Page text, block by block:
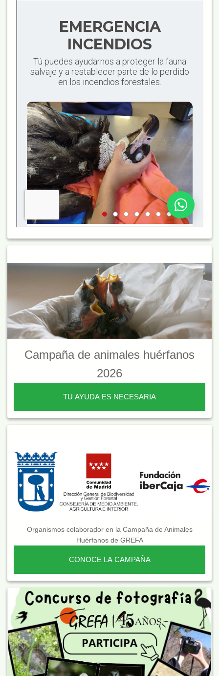
Campaña de animales huérfanos
2026
TU AYUDA ES NECESARIA
Organismos colaborador en la Campaña de Animales
Huérfanos de GREFA
CONOCE LA CAMPAÑA